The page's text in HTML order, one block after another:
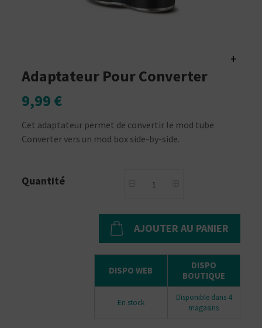
+
Adaptateur Pour Converter
9,99 €
Cet adaptateur permet de convertir le mod tube
Converter vers un mod box side-by-side.
Quantité
AJOUTER AU PANIER
DISPO WEB
DISPO
BOUTIQUE
En stock
Disponible dans 4
magasins